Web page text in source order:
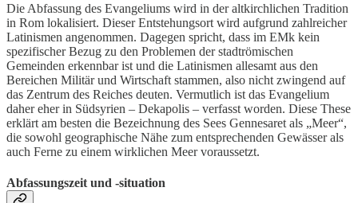
Die Abfassung des Evangeliums wird in der altkirchlichen Tradition
in Rom lokalisiert. Dieser Entstehungsort wird aufgrund zahlreicher
Latinismen angenommen. Dagegen spricht, dass im EMk kein
spezifischer Bezug zu den Problemen der stadtrömischen
Gemeinden erkennbar ist und die Latinismen allesamt aus den
Bereichen Militär und Wirtschaft stammen, also nicht zwingend auf
das Zentrum des Reiches deuten. Vermutlich ist das Evangelium
daher eher in Südsyrien – Dekapolis – verfasst worden. Diese These
erklärt am besten die Bezeichnung des Sees Gennesaret als „Meer“,
die sowohl geographische Nähe zum entsprechenden Gewässer als
auch Ferne zu einem wirklichen Meer voraussetzt.
Abfassungszeit und -situation